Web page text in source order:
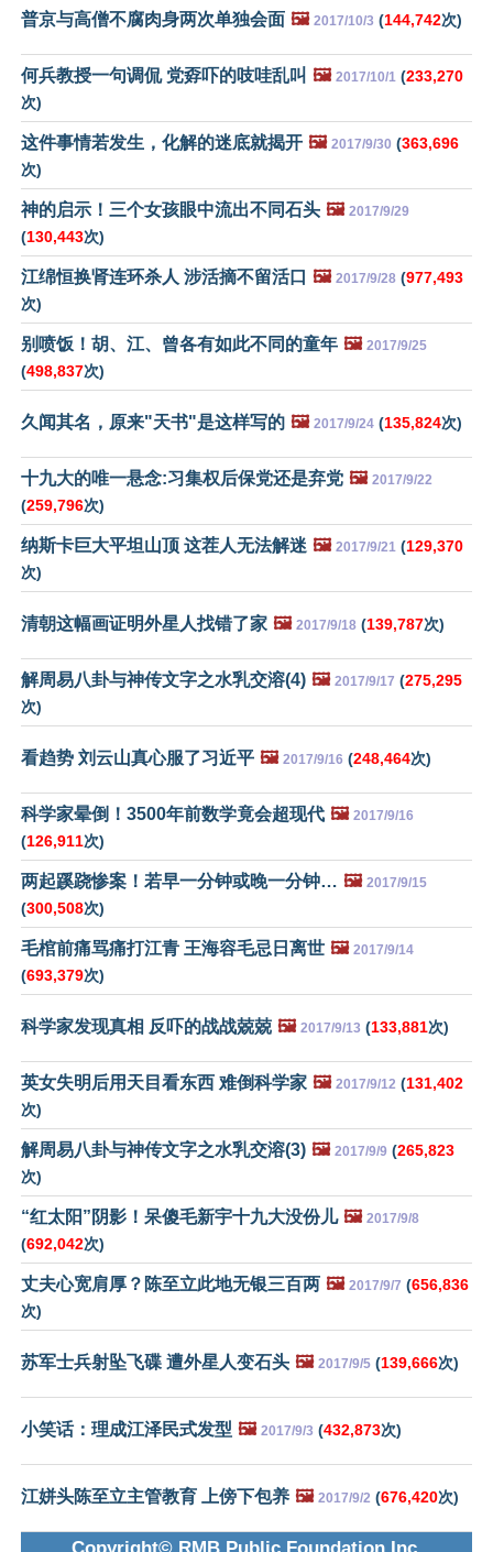
普京与高僧不腐肉身两次单独会面 🖼️ 2017/10/3 (144,742次)
何兵教授一句调侃 党孬吓的吱哇乱叫 🖼️ 2017/10/1 (233,270
次)
这件事情若发生，化解的迷底就揭开 🖼️ 2017/9/30 (363,696
次)
神的启示！三个女孩眼中流出不同石头 🖼️ 2017/9/29
(130,443次)
江绵恒换肾连环杀人 涉活摘不留活口 🖼️ 2017/9/28 (977,493
次)
别喷饭！胡、江、曾各有如此不同的童年 🖼️ 2017/9/25
(498,837次)
久闻其名，原来"天书"是这样写的 🖼️ 2017/9/24 (135,824次)
十九大的唯一悬念:习集权后保党还是弃党 🖼️ 2017/9/22
(259,796次)
纳斯卡巨大平坦山顶 这茬人无法解迷 🖼️ 2017/9/21 (129,370
次)
清朝这幅画证明外星人找错了家 🖼️ 2017/9/18 (139,787次)
解周易八卦与神传文字之水乳交溶(4) 🖼️ 2017/9/17 (275,295
次)
看趋势 刘云山真心服了习近平 🖼️ 2017/9/16 (248,464次)
科学家晕倒！3500年前数学竟会超现代 🖼️ 2017/9/16
(126,911次)
两起蹊跷惨案！若早一分钟或晚一分钟… 🖼️ 2017/9/15
(300,508次)
毛棺前痛骂痛打江青 王海容毛忌日离世 🖼️ 2017/9/14
(693,379次)
科学家发现真相 反吓的战战兢兢 🖼️ 2017/9/13 (133,881次)
英女失明后用天目看东西 难倒科学家 🖼️ 2017/9/12 (131,402
次)
解周易八卦与神传文字之水乳交溶(3) 🖼️ 2017/9/9 (265,823
次)
“红太阳”阴影！呆傻毛新宇十九大没份儿 🖼️ 2017/9/8
(692,042次)
丈夫心宽肩厚？陈至立此地无银三百两 🖼️ 2017/9/7 (656,836
次)
苏军士兵射坠飞碟 遭外星人变石头 🖼️ 2017/9/5 (139,666次)
小笑话：理成江泽民式发型 🖼️ 2017/9/3 (432,873次)
江姘头陈至立主管教育 上傍下包养 🖼️ 2017/9/2 (676,420次)